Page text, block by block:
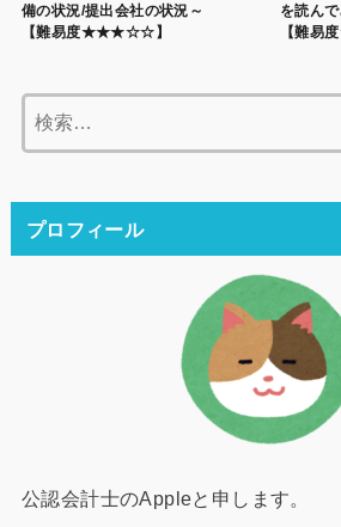
備の状況/提出会社の状況～
【難易度★★★☆☆】
を読ん
【難
索:
プロフィール
公認会計士のAppleと申します。